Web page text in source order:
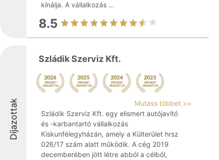
kínálja. A vállalkozás ...
8.5
Díjazottak
Szládik Szerviz Kft.
Mutass többet >>
Szládik Szerviz Kft. egy elismert autójavító
és -karbantartó vállalkozás
Kiskunfélegyházán, amely a Külterület hrsz
026/17 szám alatt működik. A cég 2019
decemberében jött létre abból a célból,